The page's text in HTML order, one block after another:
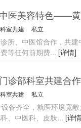
科室共建 私立
所、中医馆合作，共建
等任何前期费... [详情]
诊部科室共建合作
科室共建 私立
备齐全，就医环境宽
、中医科、皮肤... [详